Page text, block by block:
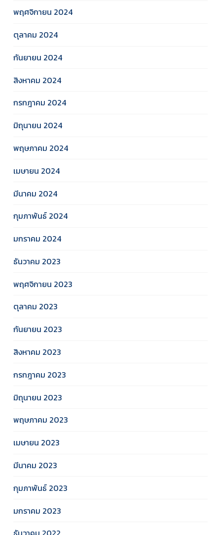
พฤศจิกายน 2024
ตุลาคม 2024
กันยายน 2024
สิงหาคม 2024
กรกฎาคม 2024
มิถุนายน 2024
พฤษภาคม 2024
เมษายน 2024
มีนาคม 2024
กุมภาพันธ์ 2024
มกราคม 2024
ธันวาคม 2023
พฤศจิกายน 2023
ตุลาคม 2023
กันยายน 2023
สิงหาคม 2023
กรกฎาคม 2023
มิถุนายน 2023
พฤษภาคม 2023
เมษายน 2023
มีนาคม 2023
กุมภาพันธ์ 2023
มกราคม 2023